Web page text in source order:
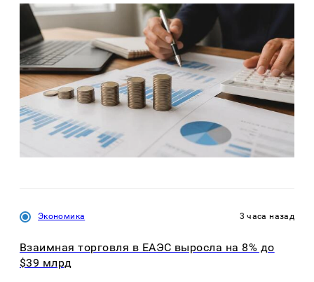
Экономика 3 часа назад
Взаимная торговля в ЕАЭС выросла на 8% до
$39 млрд